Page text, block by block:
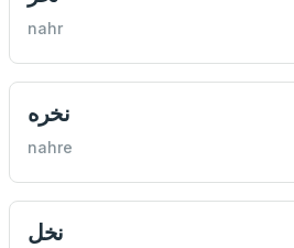
nahr
نخره
nahre
نخل